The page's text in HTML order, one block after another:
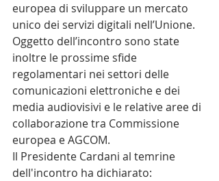
europea di sviluppare un mercato
unico dei servizi digitali nell’Unione.
Oggetto dell’incontro sono state
inoltre le prossime sfide
regolamentari nei settori delle
comunicazioni elettroniche e dei
media audiovisivi e le relative aree di
collaborazione tra Commissione
europea e AGCOM.
Il Presidente Cardani al temrine
dell'incontro ha dichiarato: